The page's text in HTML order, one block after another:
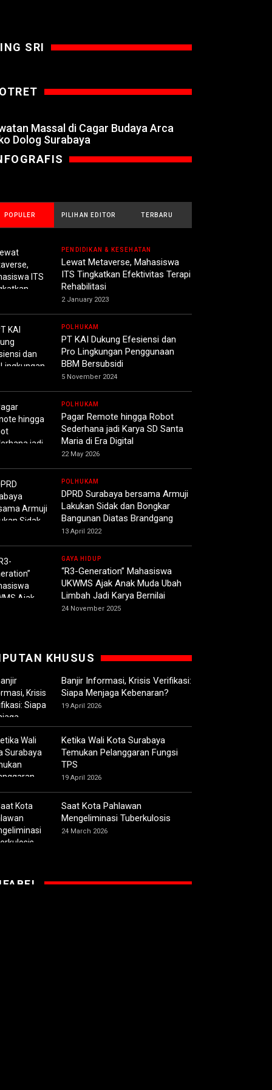
SRI
Massal di Cagar Budaya Arca
Dolog Surabaya
POPULER PILIHAN EDITOR TERBARU
PENDIDIKAN & KESEHATAN
Lewat Metaverse, Mahasiswa
ITS Tingkatkan Efektivitas Terapi
Rehabilitasi
2 January 2023
POLHUKAM
PT KAI Dukung Efesiensi dan
Pro Lingkungan Penggunaan
BBM Bersubsidi
5 November 2024
POLHUKAM
Pagar Remote hingga Robot
Sederhana jadi Karya SD Santa
Maria di Era Digital
22 May 2026
POLHUKAM
DPRD Surabaya bersama Armuji
Lakukan Sidak dan Bongkar
Bangunan Diatas Brandgang
13 April 2022
GAYA HIDUP
“R3-Generation” Mahasiswa
UKWMS Ajak Anak Muda Ubah
Limbah Jadi Karya Bernilai
24 November 2025
KHUSUS
Banjir Informasi, Krisis Verifikasi:
Siapa Menjaga Kebenaran?
19 April 2026
Ketika Wali Kota Surabaya
Temukan Pelanggaran Fungsi
TPS
19 April 2026
Saat Kota Pahlawan
Mengeliminasi Tuberkulosis
24 March 2026